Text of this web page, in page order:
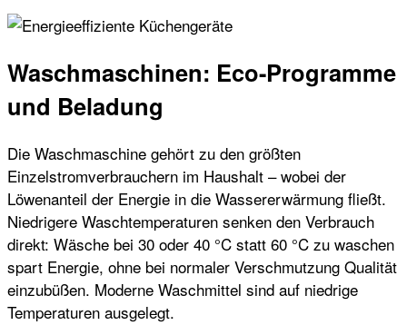
Waschmaschinen: Eco-Programme
und Beladung
Die Waschmaschine gehört zu den größten
Einzelstromverbrauchern im Haushalt – wobei der
Löwenanteil der Energie in die Wassererwärmung fließt.
Niedrigere Waschtemperaturen senken den Verbrauch
direkt: Wäsche bei 30 oder 40 °C statt 60 °C zu waschen
spart Energie, ohne bei normaler Verschmutzung Qualität
einzubüßen. Moderne Waschmittel sind auf niedrige
Temperaturen ausgelegt.